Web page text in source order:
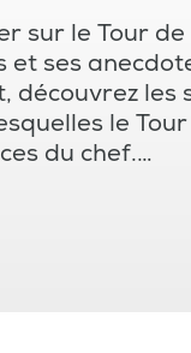
sur le Tour
et ses
découvrez
le
du chef.
le
Lille, les